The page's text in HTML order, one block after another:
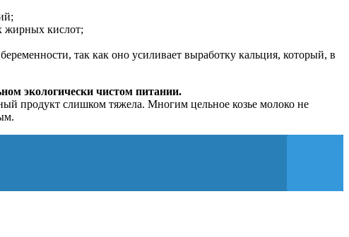
жирных кислот;
так как оно усиливает выработку кальция, который, в
экологически чистом питании.
продукт слишком тяжела. Многим цельное козье молоко не